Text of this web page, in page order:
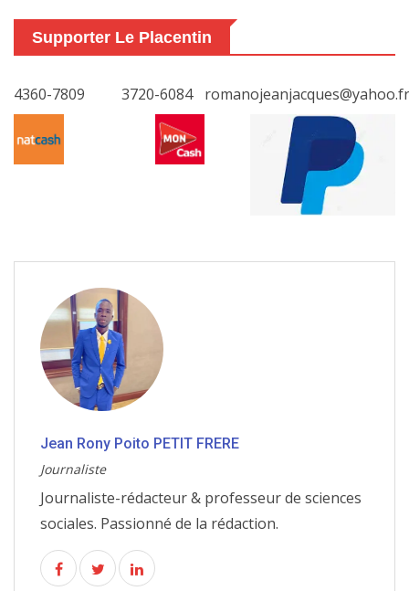
Supporter Le Placentin
4360-7809 3720-6084 romanojeanjacques@yahoo.fr
Jean Rony Poito PETIT FRERE
Journaliste
Journaliste-rédacteur & professeur de sciences
sociales. Passionné de la rédaction.